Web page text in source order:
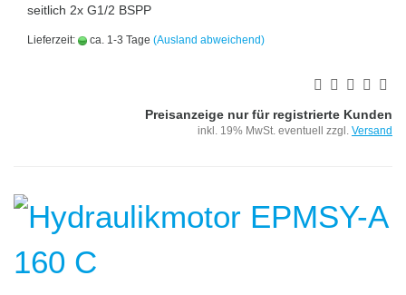
seitlich 2x G1/2 BSPP
Lieferzeit: ca. 1-3 Tage (Ausland abweichend)
Preisanzeige nur für registrierte Kunden
inkl. 19% MwSt. eventuell zzgl. Versand